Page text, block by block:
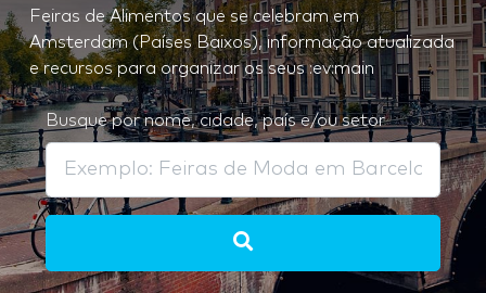
Feiras de Alimentos que se celebram em
Amsterdam (Países Baixos), informação atualizada
e recursos para organizar os seus :ev:main
Busque por nome, cidade, país e/ou setor